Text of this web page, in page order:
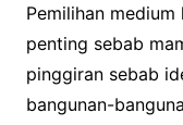
Pemilihan
penting sebab
pinggiran sebab
bangunan-